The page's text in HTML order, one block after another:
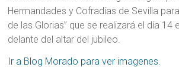
Hermandades y Cofradías de Sevilla
de las Glorias” que se realizará el día 14
delante del altar del jubileo.
Ir a Blog Morado para ver imagenes.